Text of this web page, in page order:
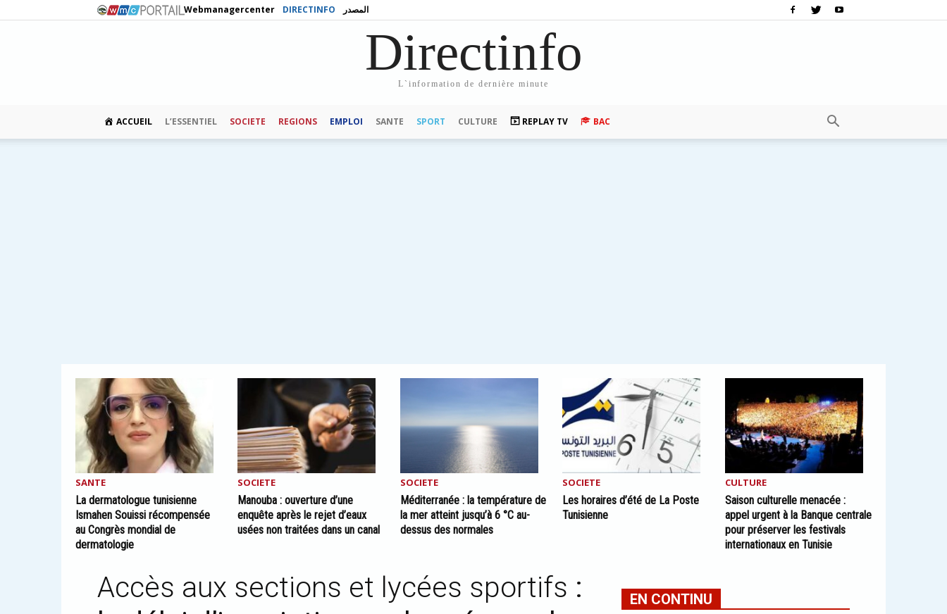
Webmanagercenter DIRECTINFO المصدر
Directinfo
L`information de dernière minute
ACCUEIL L’ESSENTIEL SOCIETE REGIONS EMPLOI SANTE SPORT CULTURE REPLAY TV BAC
SANTE
La dermatologue tunisienne
Ismahen Souissi récompensée
au Congrès mondial de
dermatologie
SOCIETE
Manouba : ouverture d’une
enquête après le rejet d’eaux
usées non traitées dans un canal
SOCIETE
Méditerranée : la température de
la mer atteint jusqu’à 6 °C au-
dessus des normales
SOCIETE
Les horaires d’été de La Poste
Tunisienne
CULTURE
Saison culturelle menacée :
appel urgent à la Banque centrale
pour préserver les festivals
internationaux en Tunisie
Accès aux sections et lycées sportifs :
EN CONTINU